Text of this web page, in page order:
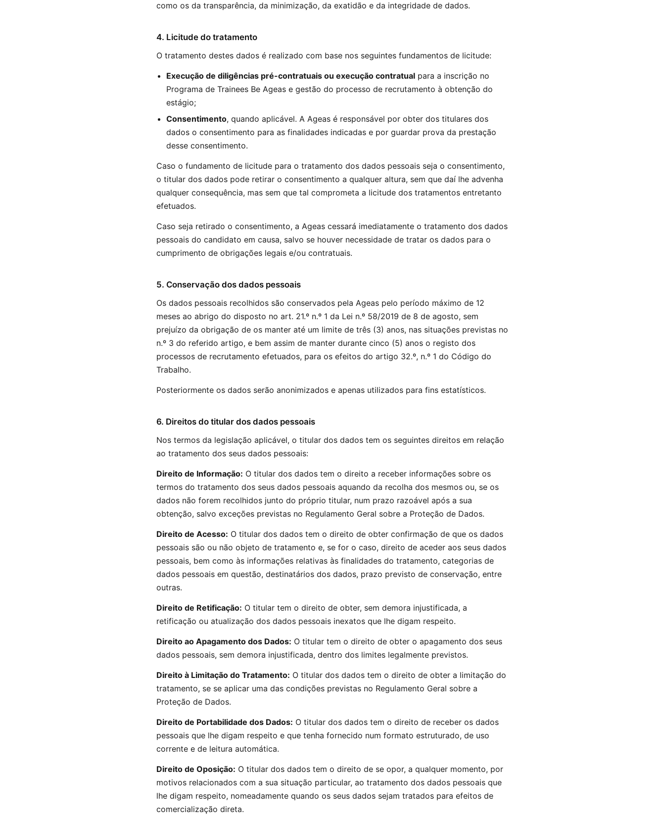
como os da transparência, da minimização, da exatidão e da integridade de dados.
4. Licitude do tratamento
O tratamento destes dados é realizado com base nos seguintes fundamentos de licitude:
Execução de diligências pré-contratuais ou execução contratual para a inscrição no
Programa de Trainees Be Ageas e gestão do processo de recrutamento à obtenção do
estágio;
Consentimento, quando aplicável. A Ageas é responsável por obter dos titulares dos
dados o consentimento para as finalidades indicadas e por guardar prova da prestação
desse consentimento.
Caso o fundamento de licitude para o tratamento dos dados pessoais seja o consentimento,
o titular dos dados pode retirar o consentimento a qualquer altura, sem que daí lhe advenha
qualquer consequência, mas sem que tal comprometa a licitude dos tratamentos entretanto
efetuados.
Caso seja retirado o consentimento, a Ageas cessará imediatamente o tratamento dos dados
pessoais do candidato em causa, salvo se houver necessidade de tratar os dados para o
cumprimento de obrigações legais e/ou contratuais.
5. Conservação dos dados pessoais
Os dados pessoais recolhidos são conservados pela Ageas pelo período máximo de 12
meses ao abrigo do disposto no art. 21.º n.º 1 da Lei n.º 58/2019 de 8 de agosto, sem
prejuízo da obrigação de os manter até um limite de três (3) anos, nas situações previstas no
n.º 3 do referido artigo, e bem assim de manter durante cinco (5) anos o registo dos
processos de recrutamento efetuados, para os efeitos do artigo 32.º, n.º 1 do Código do
Trabalho.
Posteriormente os dados serão anonimizados e apenas utilizados para fins estatísticos.
6. Direitos do titular dos dados pessoais
Nos termos da legislação aplicável, o titular dos dados tem os seguintes direitos em relação
ao tratamento dos seus dados pessoais:
Direito de Informação: O titular dos dados tem o direito a receber informações sobre os
termos do tratamento dos seus dados pessoais aquando da recolha dos mesmos ou, se os
dados não forem recolhidos junto do próprio titular, num prazo razoável após a sua
obtenção, salvo exceções previstas no Regulamento Geral sobre a Proteção de Dados.
Direito de Acesso: O titular dos dados tem o direito de obter confirmação de que os dados
pessoais são ou não objeto de tratamento e, se for o caso, direito de aceder aos seus dados
pessoais, bem como às informações relativas às finalidades do tratamento, categorias de
dados pessoais em questão, destinatários dos dados, prazo previsto de conservação, entre
outras.
Direito de Retificação: O titular tem o direito de obter, sem demora injustificada, a
retificação ou atualização dos dados pessoais inexatos que lhe digam respeito.
Direito ao Apagamento dos Dados: O titular tem o direito de obter o apagamento dos seus
dados pessoais, sem demora injustificada, dentro dos limites legalmente previstos.
Direito à Limitação do Tratamento: O titular dos dados tem o direito de obter a limitação do
tratamento, se se aplicar uma das condições previstas no Regulamento Geral sobre a
Proteção de Dados.
Direito de Portabilidade dos Dados: O titular dos dados tem o direito de receber os dados
pessoais que lhe digam respeito e que tenha fornecido num formato estruturado, de uso
corrente e de leitura automática.
Direito de Oposição: O titular dos dados tem o direito de se opor, a qualquer momento, por
motivos relacionados com a sua situação particular, ao tratamento dos dados pessoais que
lhe digam respeito, nomeadamente quando os seus dados sejam tratados para efeitos de
comercialização direta.